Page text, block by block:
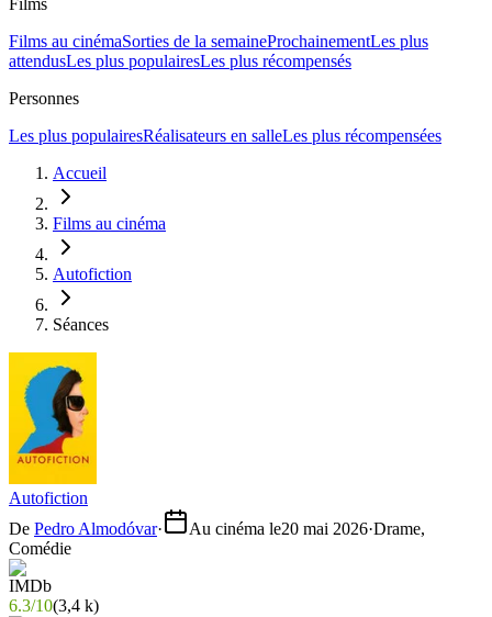
Films
Films au cinémaSorties de la semaineProchainementLes plus
attendusLes plus populairesLes plus récompensés
Personnes
Les plus populairesRéalisateurs en salleLes plus récompensées
Accueil
Films au cinéma
Autofiction
Séances
Autofiction
De Pedro Almodóvar· Au cinéma le20 mai 2026·Drame,
Comédie
6.3/10(3,4 k)